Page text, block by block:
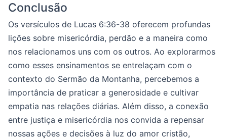
Conclusão
Os versículos de Lucas 6:36-38 oferecem profundas
lições sobre misericórdia, perdão e a maneira como
nos relacionamos uns com os outros. Ao explorarmos
como esses ensinamentos se entrelaçam com o
contexto do Sermão da Montanha, percebemos a
importância de praticar a generosidade e cultivar
empatia nas relações diárias. Além disso, a conexão
entre justiça e misericórdia nos convida a repensar
nossas ações e decisões à luz do amor cristão,